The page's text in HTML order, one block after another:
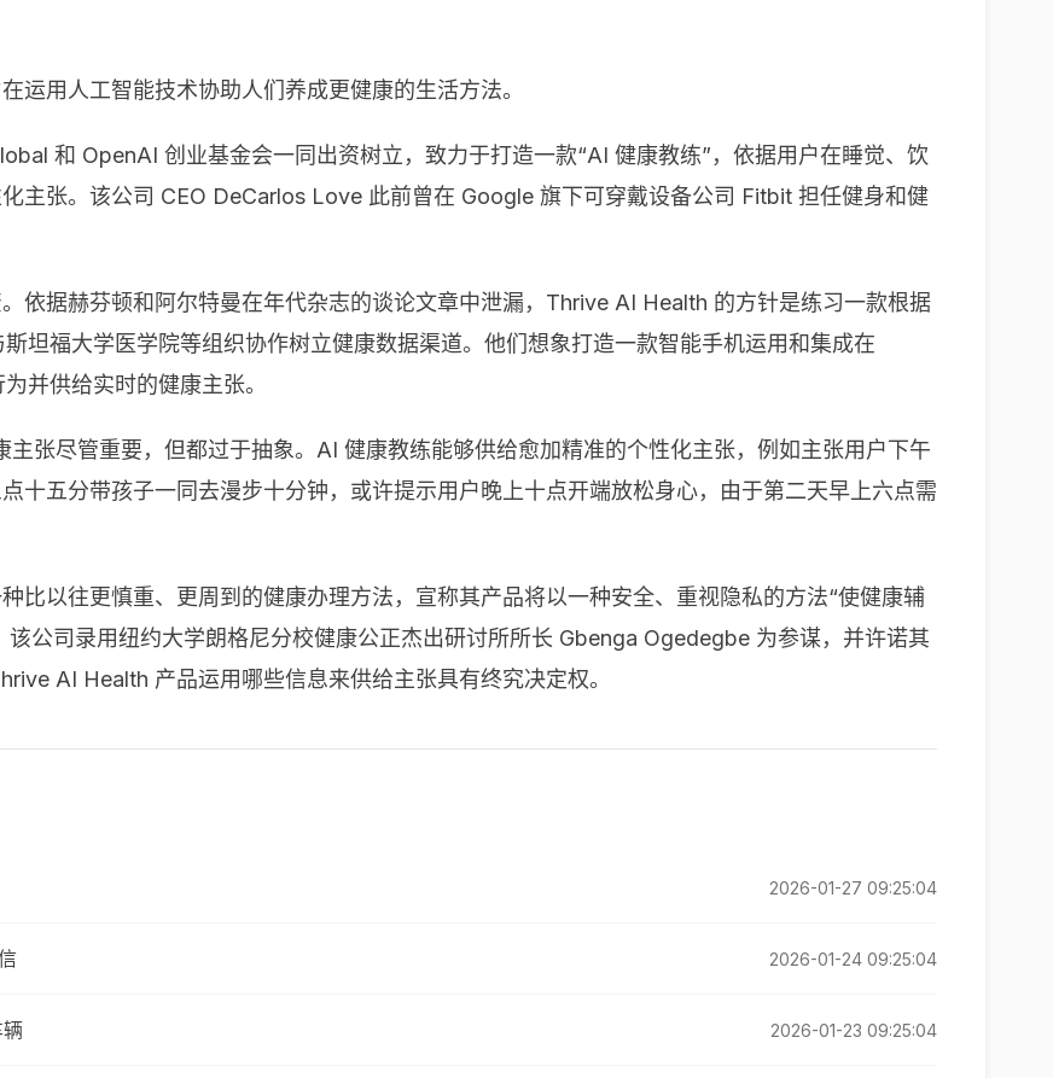
用人工智能技术协助人们养成更健康的生活方法。
和 OpenAI 创业基金会一同出资树立，致力于打造一款“AI 健康教练”，依据用户在睡觉、饮
主张。该公司 CEO DeCarlos Love 此前曾在 Google 旗下可穿戴设备公司 Fitbit 担任健身和健
依据赫芬顿和阿尔特曼在年代杂志的谈论文章中泄漏，Thrive AI Health 的方针是练习一款根据
坦福大学医学院等组织协作树立健康数据渠道。他们想象打造一款智能手机运用和集成在
并供给实时的健康主张。
张尽管重要，但都过于抽象。AI 健康教练能够供给愈加精准的个性化主张，例如主张用户下午
十五分带孩子一同去漫步十分钟，或许提示用户晚上十点开端放松身心，由于第二天早上六点需
比以往更慎重、更周到的健康办理方法，宣称其产品将以一种安全、重视隐私的方法“使健康辅
该公司录用纽约大学朗格尼分校健康公正杰出研讨所所长 Gbenga Ogedegbe 为参谋，并许诺其
AI Health 产品运用哪些信息来供给主张具有终究决定权。
2026-01-27 09:25:04
2026-01-24 09:25:04
2026-01-23 09:25:04